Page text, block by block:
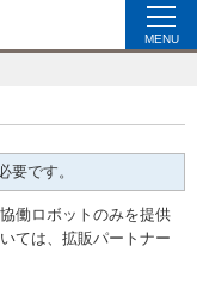
MENU
要です。
働ロボットのみを提供
ては、拡販パートナー